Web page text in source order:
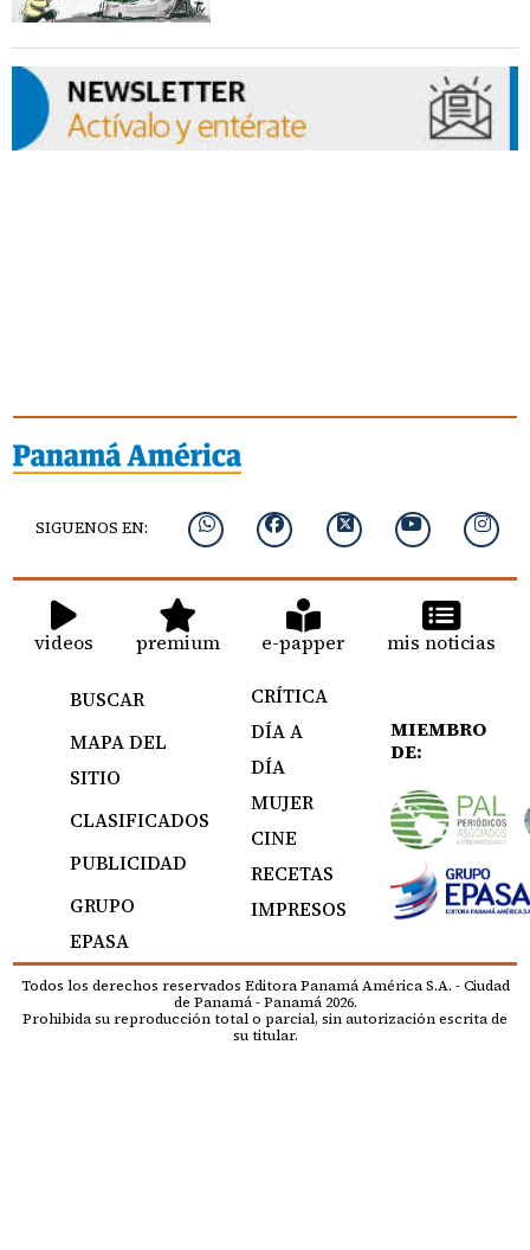
SIGUENOS EN:
videos premium e-papper mis noticias
BUSCAR
MAPA DEL
SITIO
CLASIFICADOS
PUBLICIDAD
GRUPO
EPASA
CRÍTICA
DÍA A
DÍA
MUJER
CINE
RECETAS
IMPRESOS
MIEMBRO
DE:
Todos los derechos reservados Editora Panamá América S.A. - Ciudad
de Panamá - Panamá 2026.
Prohibida su reproducción total o parcial, sin autorización escrita de
su titular.